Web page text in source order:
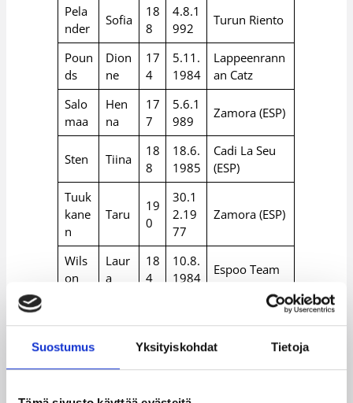
Suostumus Yksityiskohdat Tietoja
Pela
nder
Sofia
18
8
4.8.1
992
Turun Riento
Poun
ds
Dion
ne
17
4
5.11.
1984
Lappeenrann
an Catz
Salo
maa
Hen
na
17
7
5.6.1
989
Zamora (ESP)
Sten Tiina
18
8
18.6.
1985
Cadi La Seu
(ESP)
Tuuk
kane
n
Taru
19
0
30.1
2.19
77
Zamora (ESP)
Wils
on
Laur
a
18
4
10.8.
1984
Espoo Team
Päävalmentaja: Anton Mirolybov
Valmentaja: Mirka Dettmann